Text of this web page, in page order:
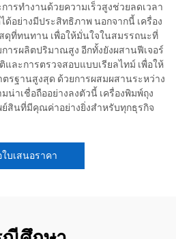
ารทำงานด้วยความเร็วสูงช่วยลดเวลา
ด้อย่างมีประสิทธิภาพ นอกจากนี้ เครื่อง
ดุที่ทนทาน เพื่อให้มั่นใจในสมรรถนะที่
ารผลิตปริมาณสูง อีกทั้งยังผสานฟีเจอร์
ละการตรวจสอบแบบเรียลไทม์ เพื่อให้
รฐานสูงสุด ด้วยการผสมผสานระหว่าง
น่าเชื่อถืออย่างลงตัวนี้ เครื่องพิมพ์ถุง
ย์สินที่มีคุณค่าอย่างยิ่งสำหรับทุกธุรกิจ
บเสนอราคา